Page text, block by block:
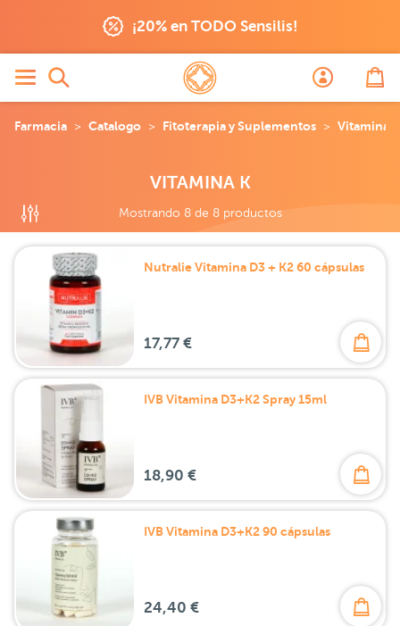
¡20% en TODO Sensilis!
Farmacia Catalogo Fitoterapia y Suplementos Vitaminas
VITAMINA K
Mostrando 8 de 8 productos
Nutralie Vitamina D3 + K2 60 cápsulas
17,77 €
IVB Vitamina D3+K2 Spray 15ml
18,90 €
IVB Vitamina D3+K2 90 cápsulas
24,40 €